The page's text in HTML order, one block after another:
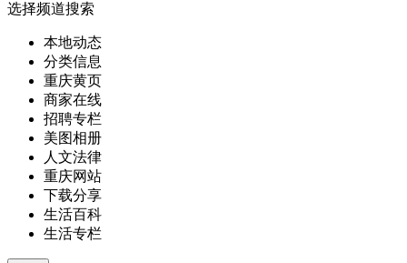
选择频道搜索
本地动态
分类信息
重庆黄页
商家在线
招聘专栏
美图相册
人文法律
重庆网站
下载分享
生活百科
生活专栏